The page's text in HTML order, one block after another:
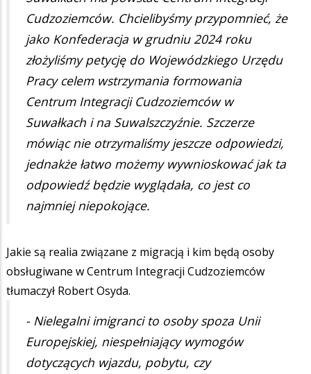
Cudzoziemców. Chcielibyśmy przypomnieć, że
jako Konfederacja w grudniu 2024 roku
złożyliśmy petycję do Wojewódzkiego Urzędu
Pracy celem wstrzymania formowania
Centrum Integracji Cudzoziemców w
Suwałkach i na Suwalszczyźnie. Szczerze
mówiąc nie otrzymaliśmy jeszcze odpowiedzi,
jednakże łatwo możemy wywnioskować jak ta
odpowiedź będzie wyglądała, co jest co
najmniej niepokojące.
Jakie są realia związane z migracją i kim będą osoby
obsługiwane w Centrum Integracji Cudzoziemców
tłumaczył Robert Osyda.
- Nielegalni imigranci to osoby spoza Unii
Europejskiej, niespełniający wymogów
dotyczących wjazdu, pobytu, czy